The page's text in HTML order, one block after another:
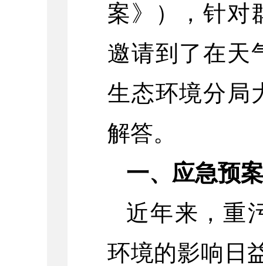
案》），针对
邀请到了在天
生态环境分局
解答。
一、应急预
近年来，重
环境的影响日